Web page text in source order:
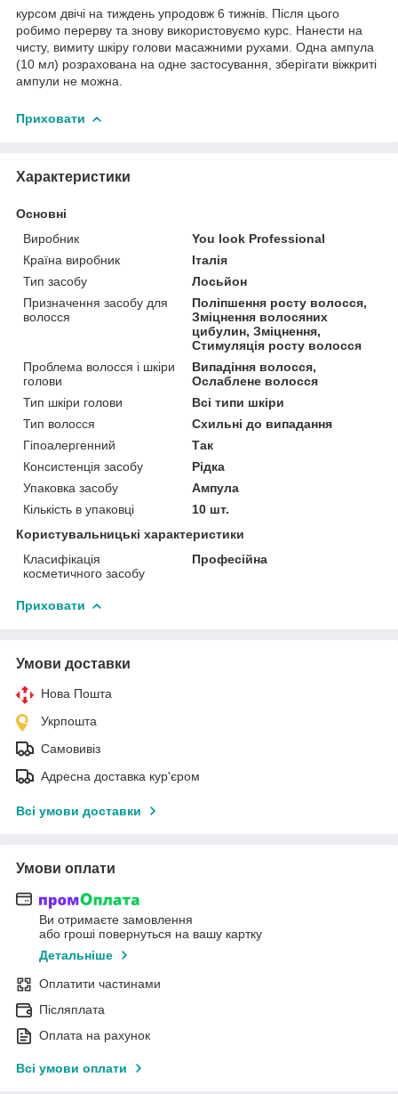
курсом двічі на тиждень упродовж 6 тижнів. Після цього
робимо перерву та знову використовуємо курс. Нанести на
чисту, вимиту шкіру голови масажними рухами. Одна ампула
(10 мл) розрахована на одне застосування, зберігати віжкриті
ампули не можна.
Приховати
Характеристики
Основні
Виробник
You look Professional
Країна виробник
Італія
Тип засобу
Лосьйон
Призначення засобу для
волосся
Поліпшення росту волосся,
Зміцнення волосяних
цибулин, Зміцнення,
Стимуляція росту волосся
Проблема волосся і шкіри
голови
Випадіння волосся,
Ослаблене волосся
Тип шкіри голови
Всі типи шкіри
Тип волосся
Схильні до випадання
Гіпоалергенний
Так
Консистенція засобу
Рідка
Упаковка засобу
Ампула
Кількість в упаковці
10 шт.
Користувальницькі характеристики
Класифікація
косметичного засобу
Професійна
Приховати
Умови доставки
Нова Пошта
Укрпошта
Самовивіз
Адресна доставка кур'єром
Всі умови доставки
Умови оплати
Ви отримаєте замовлення
або гроші повернуться на вашу картку
Детальніше
Оплатити частинами
Післяплата
Оплата на рахунок
Всі умови оплати